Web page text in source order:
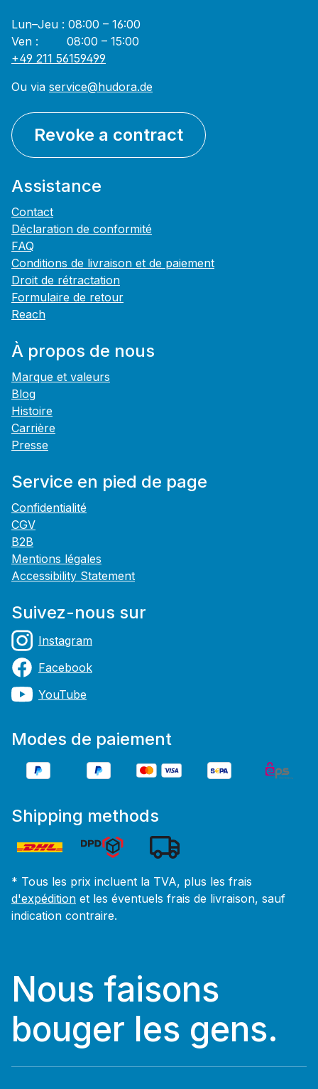
Lun–Jeu : 08:00 – 16:00
Ven : 08:00 – 15:00
+49 211 56159499
Ou via service@hudora.de
Revoke a contract
Assistance
Contact
Déclaration de conformité
FAQ
Conditions de livraison et de paiement
Droit de rétractation
Formulaire de retour
Reach
À propos de nous
Marque et valeurs
Blog
Histoire
Carrière
Presse
Service en pied de page
Confidentialité
CGV
B2B
Mentions légales
Accessibility Statement
Suivez-nous sur
Instagram
Facebook
YouTube
Modes de paiement
Shipping methods
* Tous les prix incluent la TVA, plus les frais
d'expédition et les éventuels frais de livraison, sauf
indication contraire.
Nous faisons
bouger les gens.